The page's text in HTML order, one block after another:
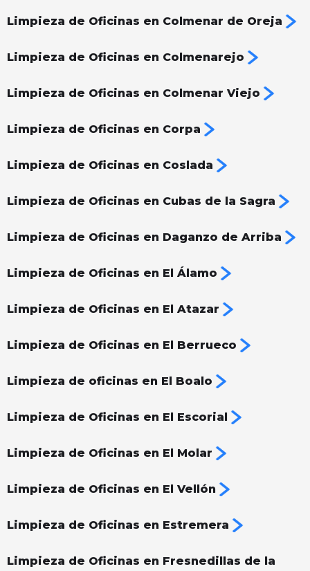
Limpieza de Oficinas en Colmenar de Oreja
Limpieza de Oficinas en Colmenarejo
Limpieza de Oficinas en Colmenar Viejo
Limpieza de Oficinas en Corpa
Limpieza de Oficinas en Coslada
Limpieza de Oficinas en Cubas de la Sagra
Limpieza de Oficinas en Daganzo de Arriba
Limpieza de Oficinas en El Álamo
Limpieza de Oficinas en El Atazar
Limpieza de Oficinas en El Berrueco
Limpieza de oficinas en El Boalo
Limpieza de Oficinas en El Escorial
Limpieza de Oficinas en El Molar
Limpieza de Oficinas en El Vellón
Limpieza de Oficinas en Estremera
Limpieza de Oficinas en Fresnedillas de la